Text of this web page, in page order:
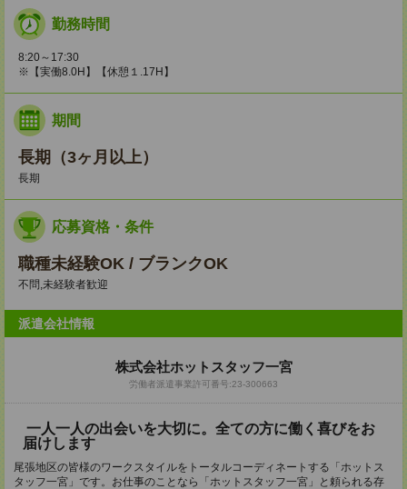
勤務時間
8:20～17:30
※【実働8.0H】【休憩１.17H】
期間
長期（3ヶ月以上）
長期
応募資格・条件
職種未経験OK / ブランクOK
不問,未経験者歓迎
派遣会社情報
株式会社ホットスタッフ一宮
労働者派遣事業許可番号:23-300663
一人一人の出会いを大切に。全ての方に働く喜びをお
届けします
尾張地区の皆様のワークスタイルをトータルコーディネートする「ホットス
タッフ一宮」です。お仕事のことなら「ホットスタッフ一宮」と頼られる存